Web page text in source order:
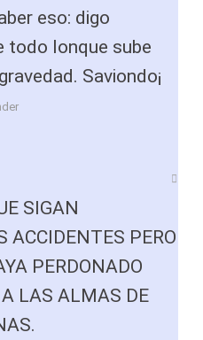
eso: digo
todo lonque sube
Saviondo¡
SIGAN
ACCIDENTES PERO
PERDONADO
LAS ALMAS DE